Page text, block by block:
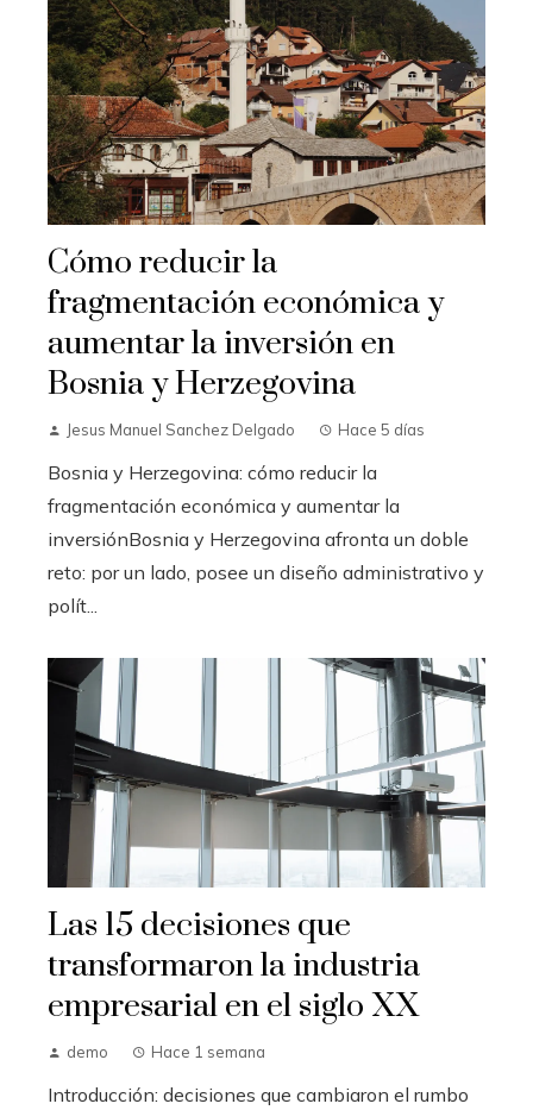
Cómo reducir la
fragmentación económica y
aumentar la inversión en
Bosnia y Herzegovina
Jesus Manuel Sanchez Delgado Hace 5 días
Bosnia y Herzegovina: cómo reducir la
fragmentación económica y aumentar la
inversiónBosnia y Herzegovina afronta un doble
reto: por un lado, posee un diseño administrativo y
polít...
Las 15 decisiones que
transformaron la industria
empresarial en el siglo XX
demo Hace 1 semana
Introducción: decisiones que cambiaron el rumbo